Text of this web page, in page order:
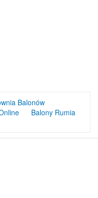
Balonów
Balony Rumia